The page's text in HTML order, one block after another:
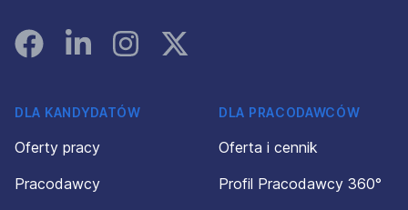
FacebookLinked InInstagramInstagram
DLA KANDYDATÓW
Oferty pracy
Pracodawcy
DLA PRACODAWCÓW
Oferta i cennik
Profil Pracodawcy 360°